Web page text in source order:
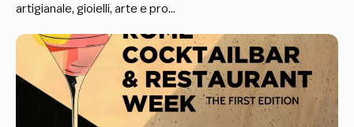
artigianale, gioielli, arte e pro…